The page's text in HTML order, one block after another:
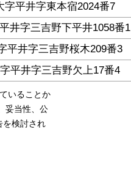
平井字東本宿2024番7
井字三吉野下平井1058番1
平井字三吉野桜木209番3
平井字三吉野欠上17番4
いることか
妥当性、公
を検討され